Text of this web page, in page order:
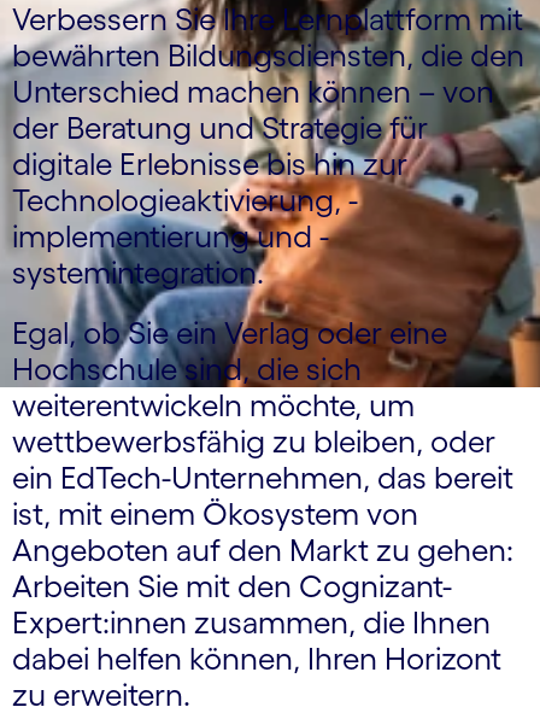
Verbessern Sie Ihre Lernplattform mit
bewährten Bildungsdiensten, die den
Unterschied machen können – von
der Beratung und Strategie für
digitale Erlebnisse bis hin zur
Technologieaktivierung, -
implementierung und -
systemintegration.
Egal, ob Sie ein Verlag oder eine
Hochschule sind, die sich
weiterentwickeln möchte, um
wettbewerbsfähig zu bleiben, oder
ein EdTech-Unternehmen, das bereit
ist, mit einem Ökosystem von
Angeboten auf den Markt zu gehen:
Arbeiten Sie mit den Cognizant-
Expert:innen zusammen, die Ihnen
dabei helfen können, Ihren Horizont
zu erweitern.